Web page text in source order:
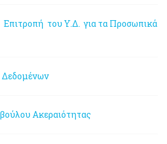
του Υ.Δ. για τα Προσωπικά
Δεδομένων
Ακεραιότητας